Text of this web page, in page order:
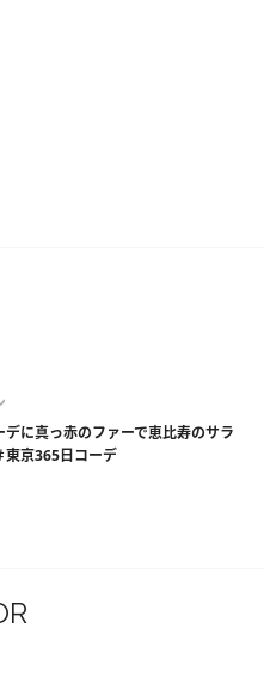
デに真っ赤のファーで恵比寿のサラ
京365日コーデ